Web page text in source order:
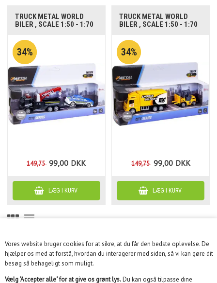
Vores website bruger cookies for at sikre, at du får den bedste oplevelse. De
hjælper os med at forstå, hvordan du interagerer med siden, så vi kan gøre dit
besøg så behageligt som muligt.
Vælg "Accepter alle" for at give os grønt lys.Du kan også tilpasse dine
TRUCK METAL WORLD
BILER , SCALE 1:50 - 1:70
34%
149,75 99,00 DKK
TRUCK METAL WORLD
BILER , SCALE 1:50 - 1:70
34%
149,75 99,00 DKK
KUNDESERVICE
INFORMATION